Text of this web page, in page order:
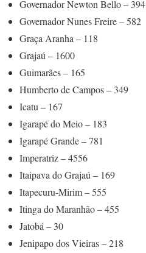
Governador Newton Bello – 394
Governador Nunes Freire – 582
Graça Aranha – 118
Grajaú – 1600
Guimarães – 165
Humberto de Campos – 349
Icatu – 167
Igarapé do Meio – 183
Igarapé Grande – 781
Imperatriz – 4556
Itaipava do Grajaú – 169
Itapecuru-Mirim – 555
Itinga do Maranhão – 455
Jatobá – 30
Jenipapo dos Vieiras – 218